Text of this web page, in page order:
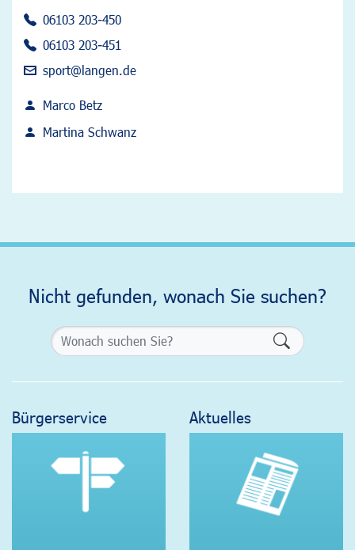
06103 203-450
06103 203-451
sport@langen.de
Marco Betz
Martina Schwanz
Nicht gefunden, wonach Sie suchen?
Bürgerservice Aktuelles